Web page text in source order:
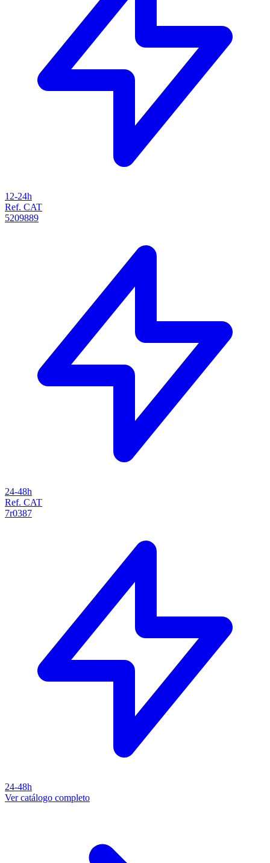
12-24h
Ref. CAT
5209889
24-48h
Ref. CAT
7r0387
24-48h
Ver catálogo completo